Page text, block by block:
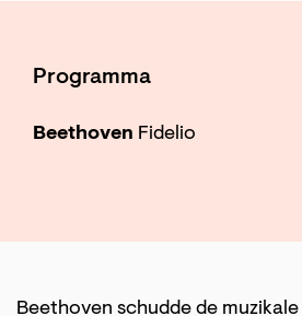
Programma
Beethoven Fidelio
Beethoven schudde de